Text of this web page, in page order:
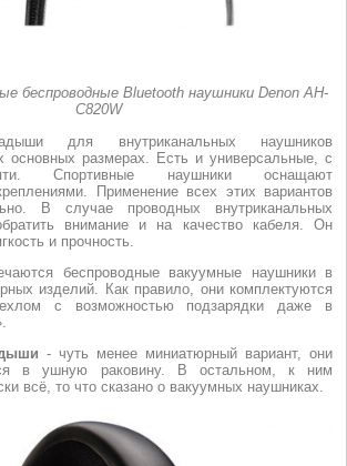
беспроводные Bluetooth наушники Denon AH-
C820W
для внутриканальных наушников
основных размерах. Есть и универсальные, с
Спортивные наушники оснащают
Применение всех этих вариантов
В случае проводных внутриканальных
внимание и на качество кабеля. Он
и прочность.
беспроводные вакуумные наушники в
изделий. Как правило, они комплектуются
с возможностью подзарядки даже в
- чуть менее миниатюрный вариант, они
в ушную раковину. В остальном, к ним
всё, то что сказано о вакуумных наушниках.